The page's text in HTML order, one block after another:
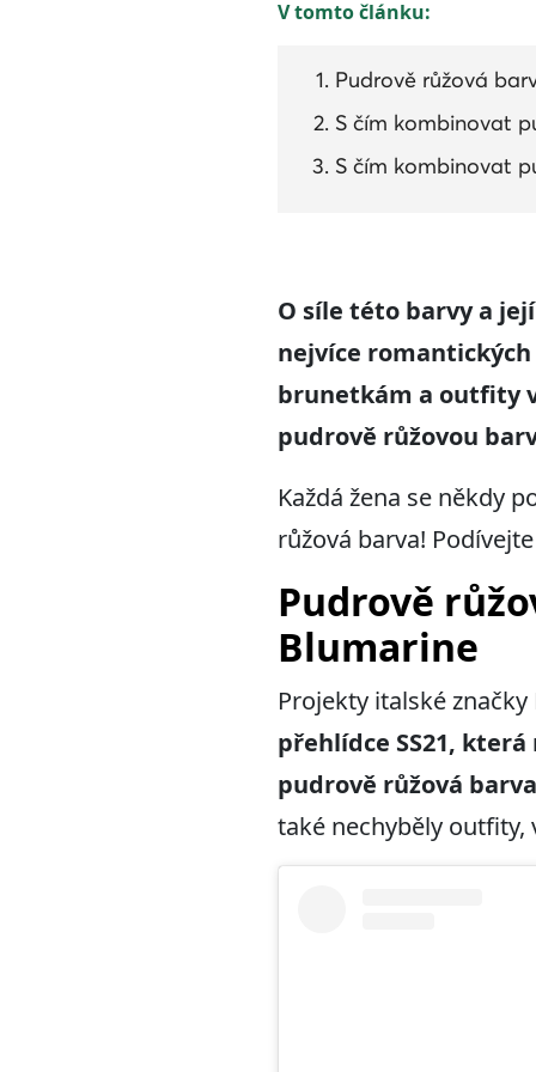
V tomto článku:
Pudrově růžová
S čím kombinovat
S čím kombinovat
O síle této barvy a
nejvíce
brunetkám a outfity
pudrově růžovou
Každá žena se někdy
růžová barva!
Pudrově
Blumarine
Projekty italské
přehlídce SS21,
pudrově růžová barva
také nechyběly outfity,